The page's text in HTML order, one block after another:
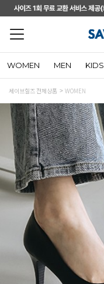
WOMEN MEN KIDS
세이브힐즈 전체상품 WOMEN